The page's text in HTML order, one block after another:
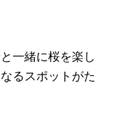
一緒に桜を楽し
るスポットがた